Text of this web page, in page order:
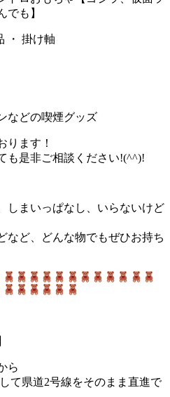
でも】
・ 掛け軸
などの喫煙グッズ
ります！
も是非ご相談ください!(^^)!
しまいっぱなし、いらないけど
など、どんな物でもぜひお持ち
ら
して県道2号線をそのまま直進で